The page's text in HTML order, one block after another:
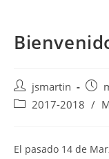
Autor
de
jsmartin
de
Categoría
entrada:
2017-2018 /
El pasado 14 de